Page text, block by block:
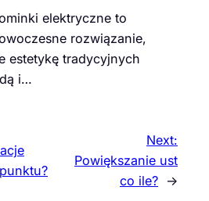
elektryczne to
rozwiązanie,
estetykę tradycyjnych
i…
Next:
Powiększanie ust
co ile? →